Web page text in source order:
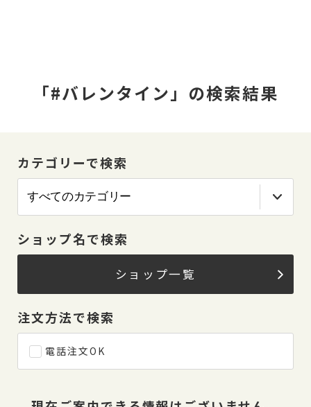
「#バレンタイン」の検索結果
カテゴリーで検索
ショップ名で検索
ショップ一覧
注文方法で検索
電話注文OK